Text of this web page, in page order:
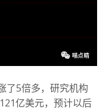
了5倍多，研究机构
亿美元，预计以后